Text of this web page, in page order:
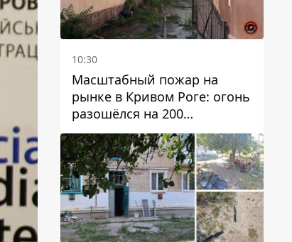
10:30
Масштабный пожар на
рынке в Кривом Роге: огонь
разошёлся на 200
квадратных метров